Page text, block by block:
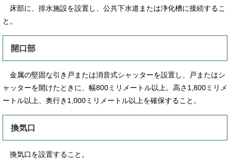
床部に、排水施設を設置し、公共下水道または浄化槽に接続するこ
と。
開口部
金属の堅固な引き戸または消音式シャッターを設置し、戸またはシ
ャッターを開けたときに、幅800ミリメートル以上。高さ1,800ミリメ
ートル以上、奥行き1,000ミリメートル以上を確保すること。
換気口
換気口を設置すること。